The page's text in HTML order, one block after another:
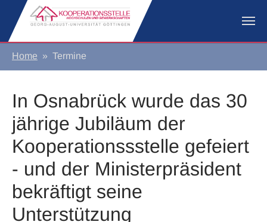
Home Termine
In Osnabrück wurde das 30
jährige Jubiläum der
Kooperationssstelle gefeiert
- und der Ministerpräsident
bekräftigt seine
Unterstützung